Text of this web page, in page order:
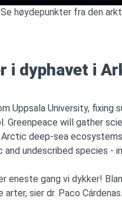
Se høydepunkter fra den
i dyphavet i
eneste gang vi dykker!
sier dr. Paco